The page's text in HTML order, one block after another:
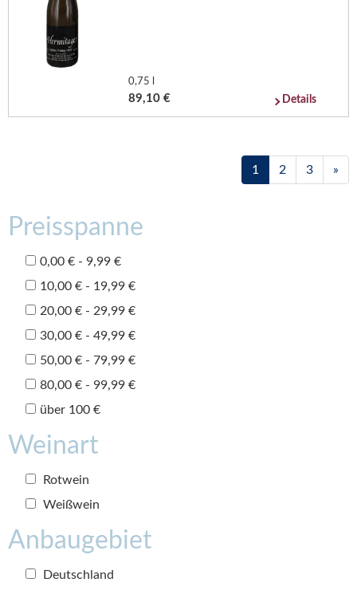
0,75 l
89,10 € Details
1 2 3 »
Preisspanne
0,00 € - 9,99 €
10,00 € - 19,99 €
20,00 € - 29,99 €
30,00 € - 49,99 €
50,00 € - 79,99 €
80,00 € - 99,99 €
über 100 €
Weinart
Rotwein
Weißwein
Anbaugebiet
Deutschland